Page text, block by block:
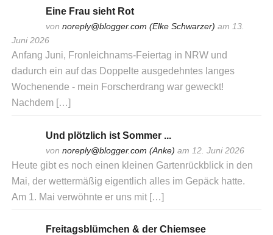
Eine Frau sieht Rot
vonnoreply@blogger.com (Elke Schwarzer) am 13.
Juni 2026
Anfang Juni, Fronleichnams-Feiertag in NRW und
dadurch ein auf das Doppelte ausgedehntes langes
Wochenende - mein Forscherdrang war geweckt!
Nachdem […]
Und plötzlich ist Sommer ...
vonnoreply@blogger.com (Anke) am 12. Juni 2026
Heute gibt es noch einen kleinen Gartenrückblick in den
Mai, der wettermäßig eigentlich alles im Gepäck hatte.
Am 1. Mai verwöhnte er uns mit […]
Freitagsblümchen & der Chiemsee